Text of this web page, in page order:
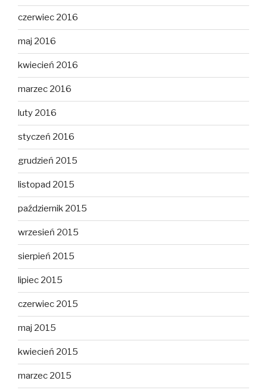
czerwiec 2016
maj 2016
kwiecień 2016
marzec 2016
luty 2016
styczeń 2016
grudzień 2015
listopad 2015
październik 2015
wrzesień 2015
sierpień 2015
lipiec 2015
czerwiec 2015
maj 2015
kwiecień 2015
marzec 2015